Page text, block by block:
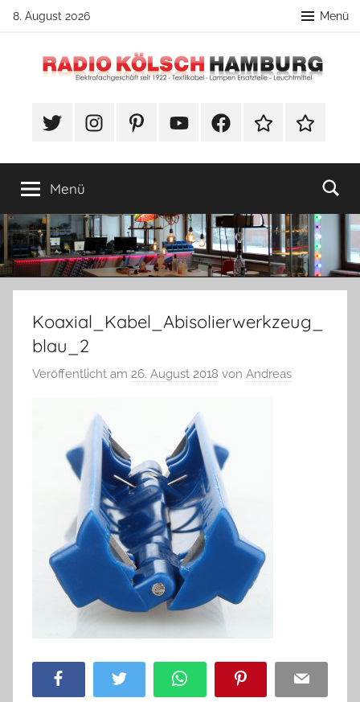
Zum
springen
8. August 2026 Menü
Radio
Hamburg
Lampenbau
#TwitterInstagramPinterestYouTubeFacebookTikTok Webshop
Menü
Koaxial_Kabel_Abisolierwerkzeug_
blau_2
Veröffentlicht am 26. August 2018 von Andreas
Facebook Twitter WhatsApp Pinterest Email